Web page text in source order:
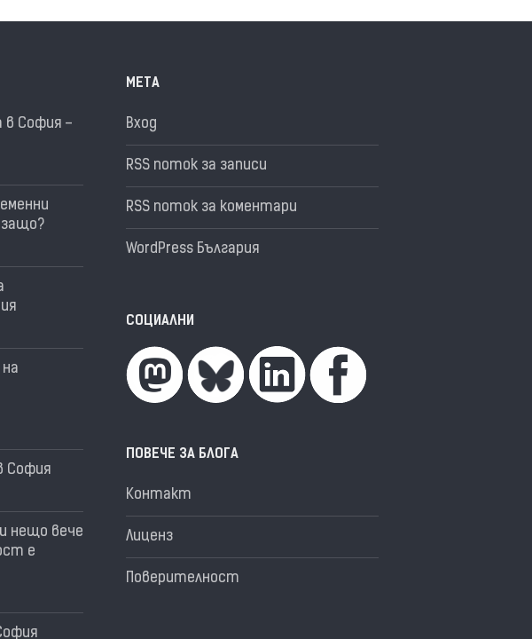
в София –
защо?
София
нещо вече
е
МЕТА
Вход
RSS поток за записи
RSS поток за коментари
WordPress България
СОЦИАЛНИ
ПОВЕЧЕ ЗА БЛОГА
Контакт
Лиценз
Поверителност